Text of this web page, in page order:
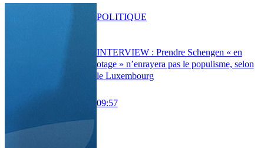
INTERVIEW : Prendre Schengen « en
otage » n’enrayera pas le populisme, selon
le Luxembourg
09:57
POLITIQUE